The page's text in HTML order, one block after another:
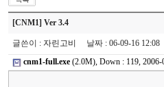
[CNM1] Ver 3.4
글쓴이 : 자린고비 날짜 : 06-09-16
cnm1-full.exe (2.0M), Down : 119, 2006-